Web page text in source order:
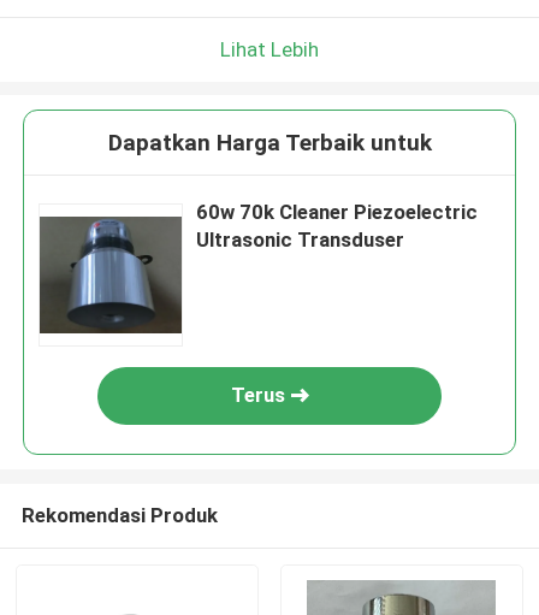
Lihat Lebih
Dapatkan Harga Terbaik untuk
60w 70k Cleaner Piezoelectric
Ultrasonic Transduser
Terus
Rekomendasi Produk